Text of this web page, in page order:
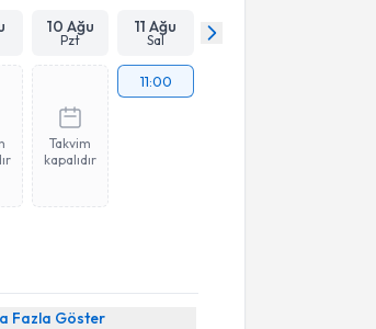
10 Ağu
Pzt
11 Ağu
Sal
Takvim
kapalıdır
11:00
Fazla Göster